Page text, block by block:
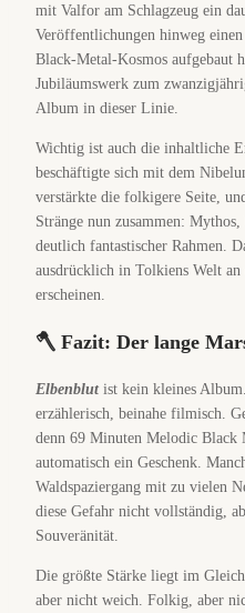
mit Valfor am Schlagzeug ein
Veröffentlichungen hinweg einen
Black-Metal-Kosmos aufgebaut
Jubiläumswerk zum
Album in dieser Linie.
Wichtig ist auch die inhaltliche
beschäftigte sich mit dem
verstärkte die folkigere Seite, und
Stränge nun zusammen:
deutlich fantastischer Rahmen.
ausdrücklich in Tolkiens Welt
erscheinen.
🪓 Fazit: Der lange
Elbenblut ist kein kleines
erzählerisch, beinahe filmisch.
denn 69 Minuten Melodic
automatisch ein Geschenk.
Waldspaziergang mit zu vielen
diese Gefahr nicht vollständig,
Souveränität.
Die größte Stärke liegt im
aber nicht weich. Folkig, aber